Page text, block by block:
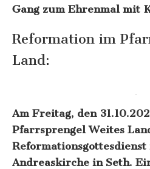
Gang zum Ehrenmal mit
Reformation im
Land:
Am Freitag, den
Pfarrsprengel Weites
Andreaskirche in Seth.